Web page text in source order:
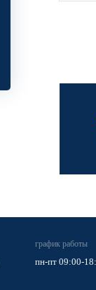
график работы
пн-пт 09:00-